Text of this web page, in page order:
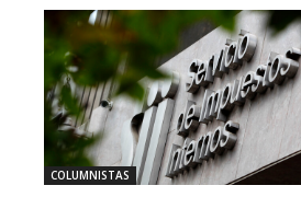
COLUMNISTAS